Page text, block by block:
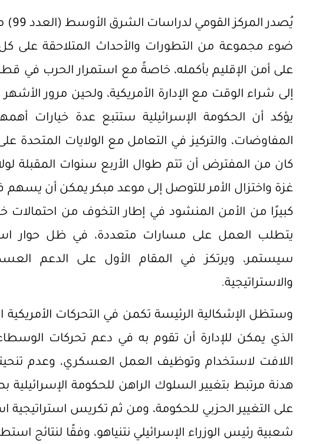
ضوء مجموعة من التطورات والأحداث المتلاحقة على كل
على أمن الإقليم بأكمله، خاصةً مع استمرار الحرب في
إلى شراء الوقت مع الإدارة الأمريكية، ولحين مرور
يؤكد أن الحكومة الإسرائيلية ستتبع عدة خيارات
المفاوضات، والتركيز في التعامل مع الولايات المتحدة
كان من المفترض أن تتم طوال الأربع سنوات المقبلة
غزة واختزال الأمر للتوصل إلى موعد مبكر يمكن أن يسهم في
كبيرًا من الأمن المنشود في إطار التخوف من
يتطلب العمل على مسارات متعددة، في ظل حوار
سيستمر، ويرتكز في المقام الأول على الدعم
والاستراتيجية.
وستظل الإشكالية الرئيسة تكمن في التحركات الأمريكية
الذي يمكن للإدارة أن تقوم به في دعم تحركات
اللافت لاستخدام وتوظيف العمل العسكري، وعدم
هدنة مرتبط بتغيير السلوك الراهن للحكومة
على التغيير الحزبي للحكومة، ومن ثم تكريس استراتيجية
شعبية رئيس الوزراء الإسرائيلي نتنياهو، وفقًا لنتائج